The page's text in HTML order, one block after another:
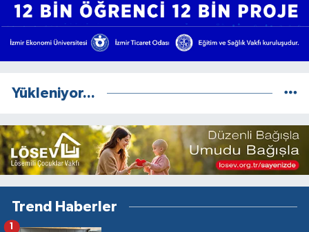
Yükleniyor...
Trend Haberler
1